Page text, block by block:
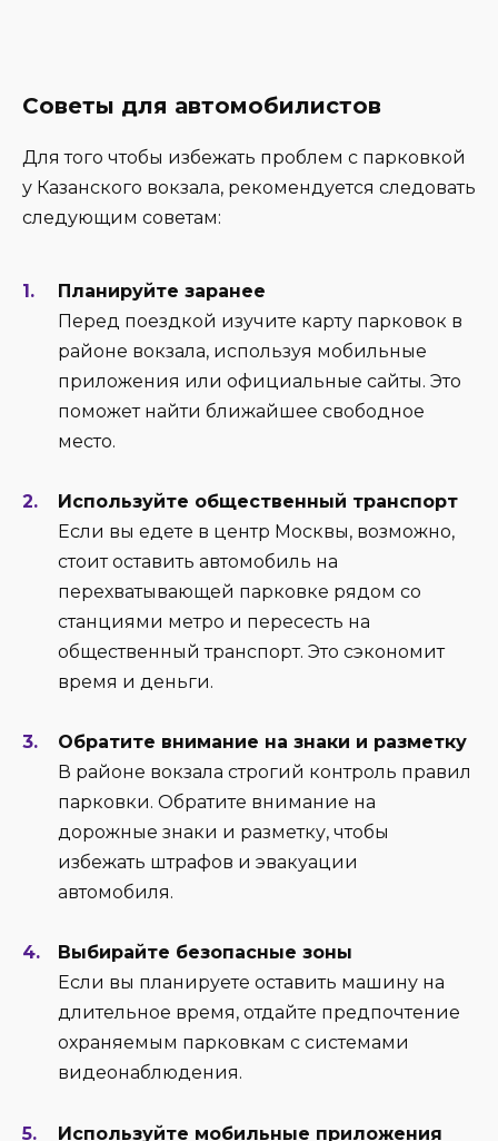
Советы для автомобилистов
Для того чтобы избежать проблем с парковкой
у Казанского вокзала, рекомендуется следовать
следующим советам:
Планируйте заранее
Перед поездкой изучите карту парковок в
районе вокзала, используя мобильные
приложения или официальные сайты. Это
поможет найти ближайшее свободное
место.
Используйте общественный транспорт
Если вы едете в центр Москвы, возможно,
стоит оставить автомобиль на
перехватывающей парковке рядом со
станциями метро и пересесть на
общественный транспорт. Это сэкономит
время и деньги.
Обратите внимание на знаки и разметку
В районе вокзала строгий контроль правил
парковки. Обратите внимание на
дорожные знаки и разметку, чтобы
избежать штрафов и эвакуации
автомобиля.
Выбирайте безопасные зоны
Если вы планируете оставить машину на
длительное время, отдайте предпочтение
охраняемым парковкам с системами
видеонаблюдения.
Используйте мобильные приложения